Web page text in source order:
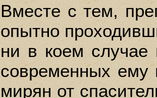
Вместе с тем,
опытно
ни в коем случае
современных ему
мирян от